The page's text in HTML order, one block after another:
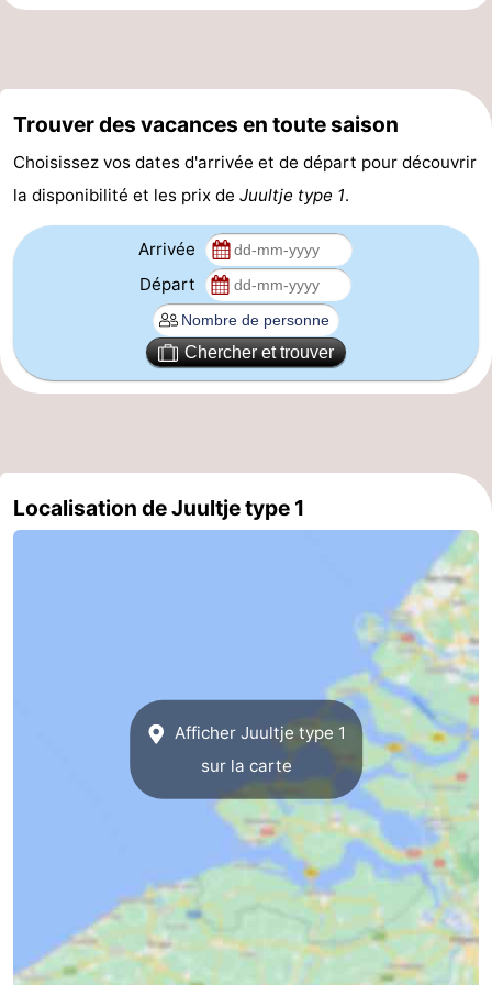
Piscines
-
Faire
du
vélo
-
Randonnée
-
Équitation
golf
Peche
-
des
Boire
Médicales
Hollande-
Trouver des vacances en toute saison
Choisissez vos dates d'arrivée et de départ pour découvrir
la disponibilité et les prix de Juultje type 1.
Arrivée
Départ
Chercher et trouver
Localisation de Juultje type 1
Afficher Juultje type 1
sur la carte